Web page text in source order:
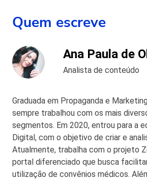
Quem escreve
Ana Paula de
Analista de conteúdo
Graduada em Propaganda e
sempre trabalhou com os mais
segmentos. Em 2020, entrou para a
Digital, com o objetivo de criar e
Atualmente, trabalha com o projeto
portal diferenciado que busca
utilização de convênios médicos.